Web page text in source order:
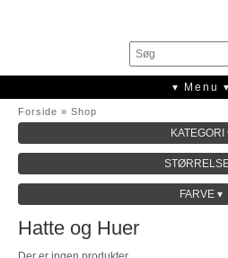
▾ Menu ▾
Forside » Shop
KATEGORI
KOLLEKTION
FARVE ▾
Hatte og Huer